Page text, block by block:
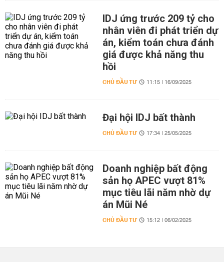
IDJ ứng trước 209 tỷ cho
nhân viên đi phát triển dự
án, kiểm toán chưa đánh
giá được khả năng thu
hồi
CHỦ ĐẦU TƯ 11:15 | 16/09/2025
Đại hội IDJ bất thành
CHỦ ĐẦU TƯ 17:34 | 25/05/2025
Doanh nghiệp bất động
sản họ APEC vượt 81%
mục tiêu lãi năm nhờ dự
án Mũi Né
CHỦ ĐẦU TƯ 15:12 | 06/02/2025